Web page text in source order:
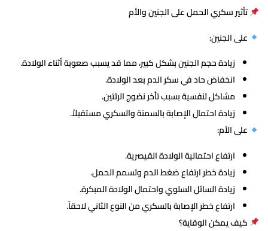
تأثير سكري الحمل على الجنين والأم
على الجنين:
زيادة حجم الجنين بشكل كبير، مما قد يسبب صعوبة أثناء الولادة.
انخفاض حاد في سكر الدم بعد الولادة.
مشاكل تنفسية بسبب تأخر نضوج الرئتين.
زيادة احتمال الإصابة بالسمنة والسكري مستقبلاً.
على الأم:
ارتفاع احتمالية الولادة القيصرية.
زيادة خطر ارتفاع ضغط الدم وتسمم الحمل.
زيادة السائل السلوي واحتمال الولادة المبكرة.
ارتفاع خطر الإصابة بالسكري من النوع الثاني لاحقاً.
كيف يمكن الوقاية؟